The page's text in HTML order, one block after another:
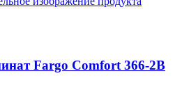
Fargo Comfort 366-2B